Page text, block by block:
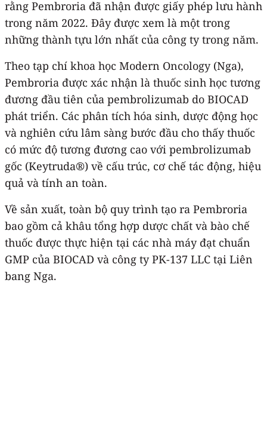
rằng Pembroria đã nhận được giấy phép lưu hành
trong năm 2022. Đây được xem là một trong
những thành tựu lớn nhất của công ty trong năm.
Theo tạp chí khoa học Modern Oncology (Nga),
Pembroria được xác nhận là thuốc sinh học tương
đương đầu tiên của pembrolizumab do BIOCAD
phát triển. Các phân tích hóa sinh, dược động học
và nghiên cứu lâm sàng bước đầu cho thấy thuốc
có mức độ tương đương cao với pembrolizumab
gốc (Keytruda®) về cấu trúc, cơ chế tác động, hiệu
quả và tính an toàn.
Về sản xuất, toàn bộ quy trình tạo ra Pembroria
bao gồm cả khâu tổng hợp dược chất và bào chế
thuốc được thực hiện tại các nhà máy đạt chuẩn
GMP của BIOCAD và công ty PK-137 LLC tại Liên
bang Nga.